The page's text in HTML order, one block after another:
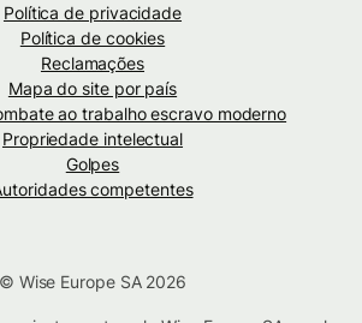
Política de privacidade
Política de cookies
Reclamações
Mapa do site por país
ao trabalho escravo moderno
Propriedade intelectual
Golpes
competentes
© Wise Europe SA 2026